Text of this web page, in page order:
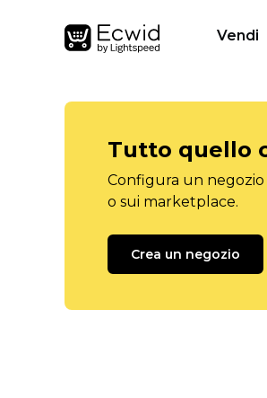
Vendi
Tutto quello
Configura un
o sui marketplace.
Crea un negozio